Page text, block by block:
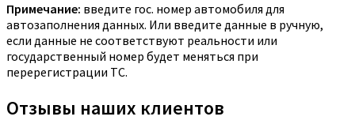
Примечание: введите гос. номер автомобиля для
автозаполнения данных. Или введите данные в ручную,
если данные не соответствуют реальности или
государственный номер будет меняться при
перерегистрации ТС.
Отзывы наших клиентов